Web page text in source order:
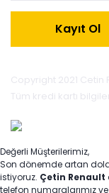
Kayıt Ol
Copyright 2021 Cetin
Tüm kredi kartı
Değerli Müşterilerimiz,
Son dönemde artan
istiyoruz. Çetin Renault
telefon numaralarımız